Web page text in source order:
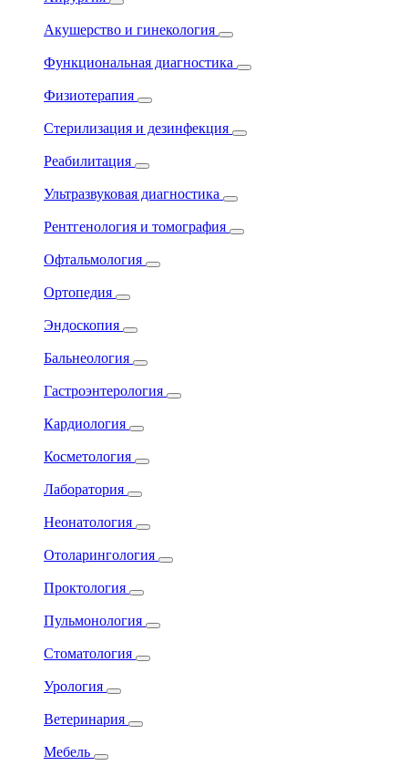
Акушерство и гинекология
Функциональная диагностика
Физиотерапия
Стерилизация и дезинфекция
Реабилитация
Ультразвуковая диагностика
Рентгенология и томография
Офтальмология
Ортопедия
Эндоскопия
Бальнеология
Гастроэнтерология
Кардиология
Косметология
Лаборатория
Неонатология
Отоларингология
Проктология
Пульмонология
Стоматология
Урология
Ветеринария
Мебель